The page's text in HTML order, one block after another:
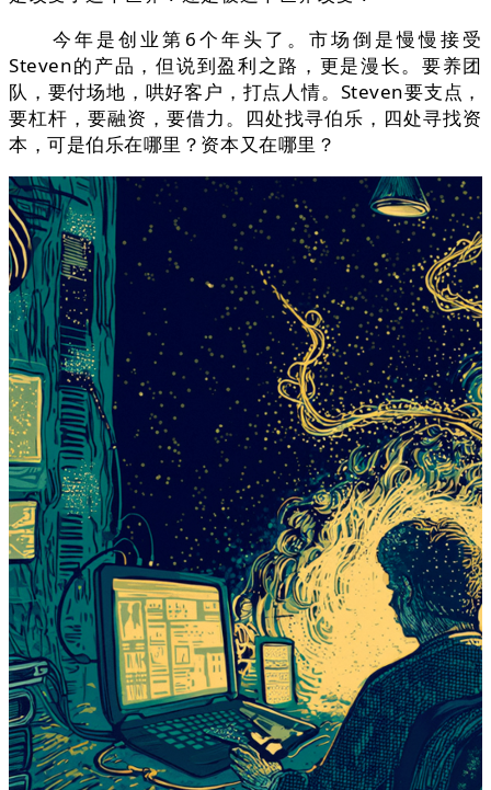
今年是创业第6个年头了。市场倒是慢慢接受
Steven的产品，但说到盈利之路，更是漫长。要养团
队，要付场地，哄好客户，打点人情。Steven要支点，
要杠杆，要融资，要借力。四处找寻伯乐，四处寻找资
本，可是伯乐在哪里？资本又在哪里？